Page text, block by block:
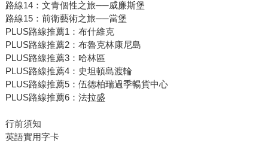
路線14：文青個性之旅──威廉斯堡
路線15：前衛藝術之旅──當堡
PLUS路線推薦1：布什維克
PLUS路線推薦2：布魯克林康尼島
PLUS路線推薦3：哈林區
PLUS路線推薦4：史坦頓島渡輪
PLUS路線推薦5：伍德柏瑞過季暢貨中心
PLUS路線推薦6：法拉盛
行前須知
英語實用字卡